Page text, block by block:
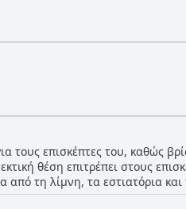
τους επισκέπτες του, καθώς
θέση επιτρέπει στους
τη λίμνη, τα εστιατόρια
ενώ εξακολουθεί να